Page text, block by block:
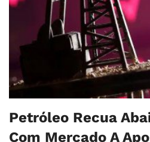
Petróleo Recua
Com Mercado A